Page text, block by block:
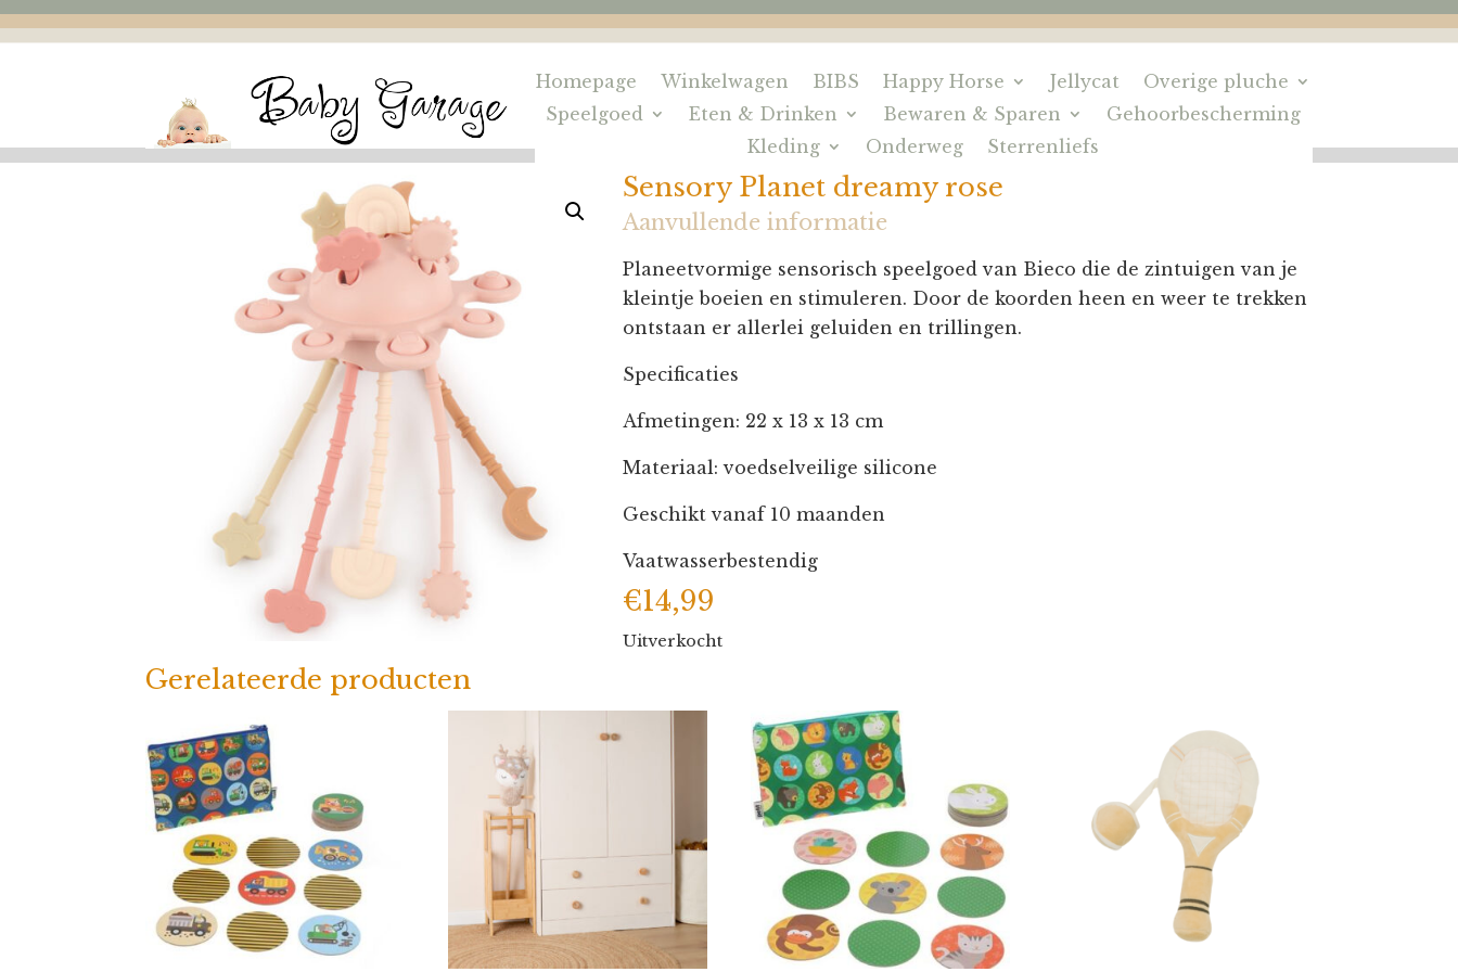
Homepage Winkelwagen BIBS Happy Horse Jellycat
Overige pluche
Speelgoed
Eten & Drinken Bewaren & Sparen
Gehoorbescherming
Kleding
Onderweg Sterrenliefs
Sensory Planet dreamy rose
Aanvullende informatie
Planeetvormige sensorisch speelgoed van Bieco die de zintuigen van je
kleintje boeien en stimuleren. Door de koorden heen en weer te trekken
ontstaan er allerlei geluiden en trillingen.
Specificaties
Afmetingen: 22 x 13 x 13 cm
Materiaal: voedselveilige silicone
Geschikt vanaf 10 maanden
Vaatwasserbestendig
€14,99
Uitverkocht
Gerelateerde producten